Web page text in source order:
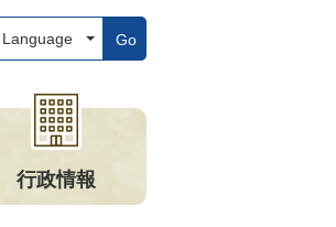
Go
行政情報